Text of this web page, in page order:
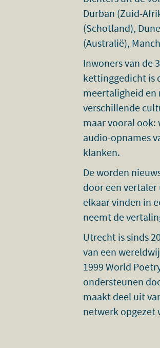
Durban (Zuid-
(Schotland),
(Australië),
Inwoners van de
kettinggedicht is
meertaligheid en
verschillende
maar vooral ook:
audio-opnames
klanken.
De worden
door een
elkaar vinden in
neemt de
Utrecht is sinds
van een
1999 World
ondersteunen
maakt deel uit
netwerk opgezet